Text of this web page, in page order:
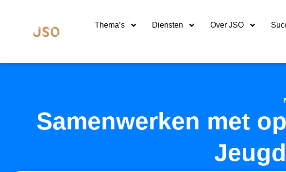
Thema’s Diensten Over JSO
Samenwerken met